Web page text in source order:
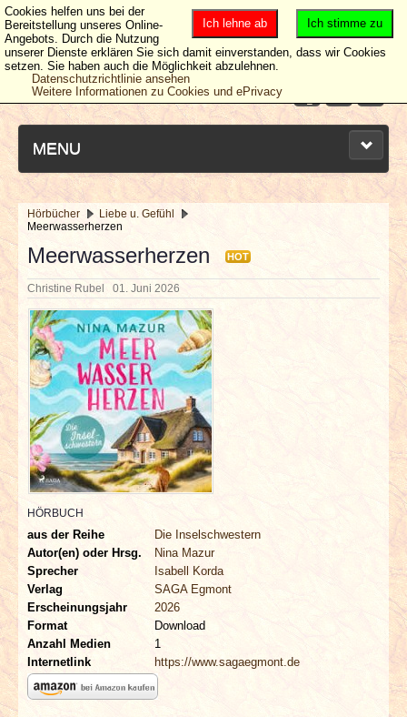
MENU
NEUESTE ARTIKEL
NEWS & DATES
BERICHTE
VERLOSUNGEN
INTERVIEWS
SPECIALS
REDAKTION
LINKS
ARCHIV
Hörbücher
Liebe u. Gefühl
Meerwasserherzen
Meerwasserherzen HOT
Christine Rubel 01. Juni 2026
HÖRBUCH
aus der Reihe
Die Inselschwestern
Autor(en) oder Hrsg.
Nina Mazur
Sprecher
Isabell Korda
Verlag
SAGA Egmont
Erscheinungsjahr
2026
Format
Download
Anzahl Medien
1
Internetlink
https://www.sagaegmont.de
Ich stimme zu
Ich lehne ab
Cookies helfen uns bei der
Bereitstellung unseres Online-
Angebots. Durch die Nutzung
unserer Dienste erklären Sie sich damit einverstanden, dass wir Cookies
setzen. Sie haben auch die Möglichkeit abzulehnen.
Datenschutzrichtlinie ansehen
Weitere Informationen zu Cookies und ePrivacy